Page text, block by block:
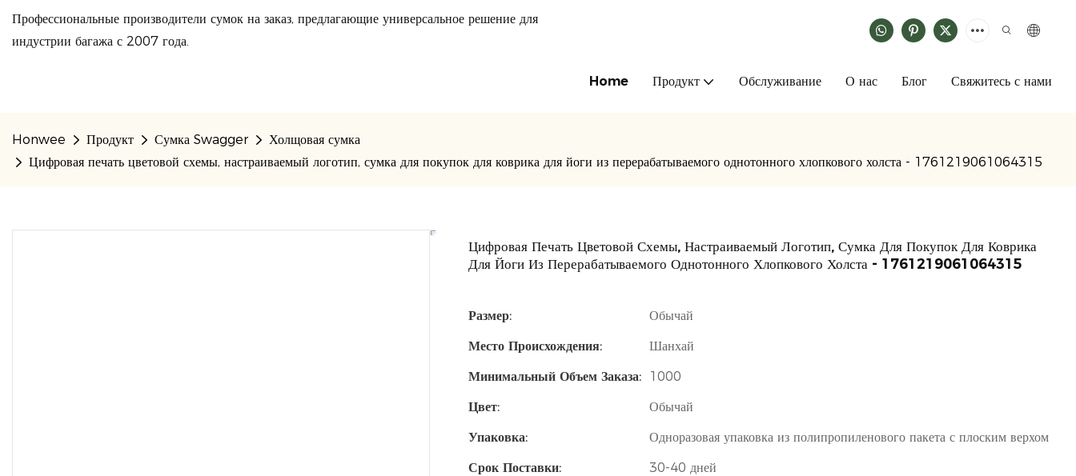
Профессиональные производители сумок на заказ, предлагающие универсальное решение для
индустрии багажа с 2007 года.
Home Продукт Обслуживание О нас Блог Свяжитесь с нами
Honwee Продукт Сумка Swagger
Холщовая сумка
Цифровая печать цветовой схемы, настраиваемый логотип, сумка для покупок для коврика для йоги из перерабатываемого однотонного хлопкового холста - 1761219061064315
Цифровая Печать Цветовой Схемы, Настраиваемый Логотип, Сумка Для Покупок Для Коврика
Для Йоги Из Перерабатываемого Однотонного Хлопкового Холста - 1761219061064315
Размер:
Обычай
Место Происхождения:
Шанхай
Минимальный Объем Заказа:
1000
Цвет:
Обычай
Упаковка:
Одноразовая упаковка из полипропиленового пакета с плоским верхом
Срок Поставки:
30-40 дней